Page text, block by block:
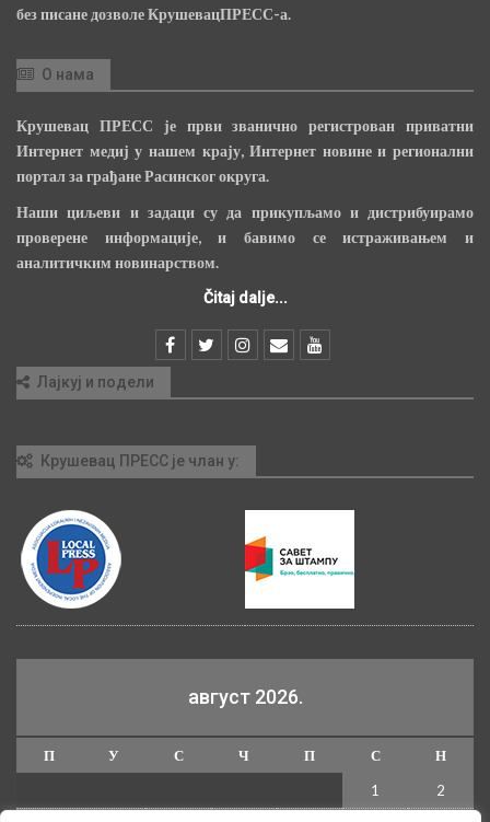
без писане дозволе КрушевацПРЕСС-а.
О нама
Крушевац ПРЕСС је први званично регистрован приватни
Интернет медиј у нашем крају, Интернет новине и регионални
портал за грађане Расинског округа.
Наши циљеви и задаци су да прикупљамо и дистрибуирамо
проверене информације, и бавимо се истраживањем и
аналитичким новинарством.
Čitaj dalje...
Лајкуј и подели
Крушевац ПРЕСС је члан у:
август 2026.
П У С Ч П С
Н
1
2